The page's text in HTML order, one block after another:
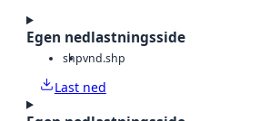
Egen nedlastningsside
shpvnd.shp
Last ned